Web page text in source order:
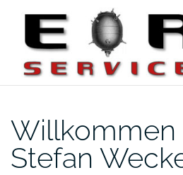
springen
Willkommen
Stefan